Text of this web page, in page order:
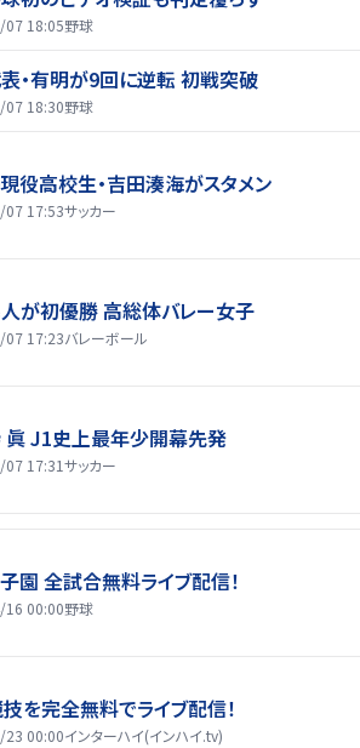
18:05野球
・有明が9回に逆転 初戦突破
18:30野球
役高校生・吉田湊海がスタメン
17:53サッカー
が初優勝 高総体バレー女子
17:23バレーボール
眞 J1史上最年少開幕先発
17:31サッカー
園 全試合無料ライブ配信！
00:00野球
を完全無料でライブ配信！
00:00インターハイ(インハイ.tv)